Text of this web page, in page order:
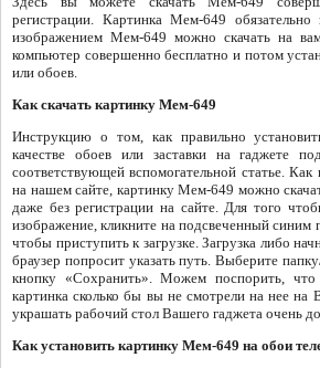
регистрации. Картинка Мем-649
изображением Мем-649 можно скачать на
компьютер совершенно бесплатно и потом
или обоев.
Как скачать картинку Мем-649
Инструкцию о том, как правильно
качестве обоев или заставки на гаджете
соответствующей вспомогательной статье. Как
на нашем сайте, картинку Мем-649 можно
даже без регистрации на сайте. Для того
изображение, кликните на подсвеченный синим
чтобы приступить к загрузке. Загрузка либо
браузер попросит указать путь. Выберите
кнопку «Сохранить». Можем поспорить, что
картинка сколько бы вы не смотрели на нее на
украшать рабочий стол Вашего гаджета очень
Как установить картинку Мем-649 на обои